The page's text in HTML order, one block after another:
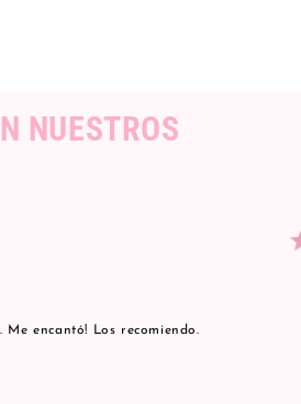
NUESTROS
encantó! Los recomiendo.